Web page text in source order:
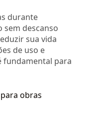
durante
descanso
sua vida
de uso e
fundamental para
obras